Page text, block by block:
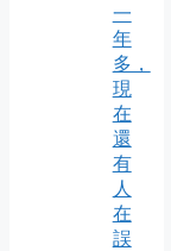
一
年
多，
現
在
還
有
人
在
誤